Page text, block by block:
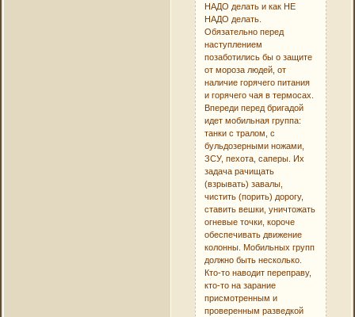
НАДО делать и как НЕ
НАДО делать.
Обязательно перед
наступлением
позаботились бы о защите
от мороза людей, от
наличие горячего питания
и горячего чая в термосах.
Впереди перед бригадой
идет мобильная группа:
танки с тралом, с
бульдозерными ножами,
ЗСУ, пехота, саперы. Их
задача рачищать
(взрывать) завалы,
чистить (порить) дорогу,
ставить вешки, уничтожать
огневые точки, короче
обеспечивать движение
колонны. Мобильных групп
должно быть несколько.
Кто-то наводит переправу,
кто-то на зарание
присмотренным и
проверенным разведкой